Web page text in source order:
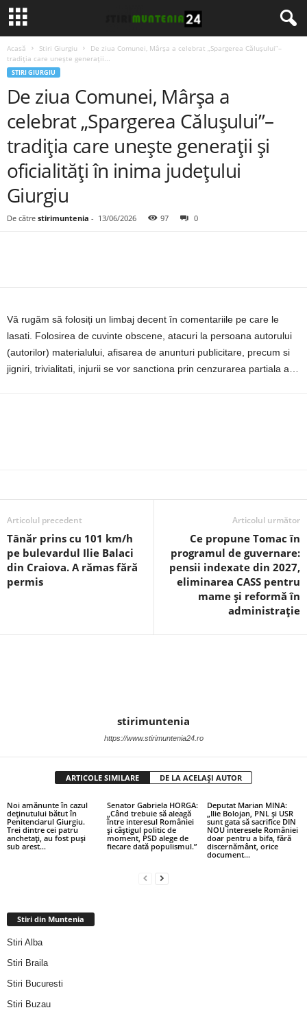
Acasă Stiri Giurgiu
De ziua Comunei, Mârșa a celebrat „Spargerea Călușului”–
tradiția care unește generații...
STIRI GIURGIU
De ziua Comunei, Mârșa a
celebrat „Spargerea Călușului”–
tradiția care unește generații și
oficialități în inima județului
Giurgiu
De către stirimuntenia - 13/06/2026 97 0
Vă rugăm să folosiți un limbaj decent în comentariile pe care le
lasati. Folosirea de cuvinte obscene, atacuri la persoana autorului
(autorilor) materialului, afisarea de anunturi publicitare, precum si
jigniri, trivialitati, injurii se vor sanctiona prin cenzurarea partiala a…
Articolul precedent
Tânăr prins cu 101 km/h
pe bulevardul Ilie Balaci
din Craiova. A rămas fără
permis
Articolul următor
Ce propune Tomac în
programul de guvernare:
pensii indexate din 2027,
eliminarea CASS pentru
mame și reformă în
administrație
stirimuntenia
https://www.stirimuntenia24.ro
ARTICOLE SIMILARE DE LA ACELAȘI AUTOR
Noi amănunte în cazul
deținutului bătut în
Penitenciarul Giurgiu.
Trei dintre cei patru
anchetați, au fost puși
sub arest…
Senator Gabriela HORGA:
„Când trebuie să aleagă
între interesul României
și câștigul politic de
moment, PSD alege de
fiecare dată populismul.”
Deputat Marian MINA:
„Ilie Bolojan, PNL și USR
sunt gata să sacrifice DIN
NOU interesele României
doar pentru a bifa, fără
discernământ, orice
document...
Stiri din Muntenia
Stiri Alba
Stiri Braila
Stiri Bucuresti
Stiri Buzau